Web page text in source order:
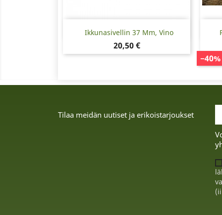
Ikkunasivellin 37 Mm, Vino
Hinta
20,50 €
Pikakatselu
−40%
Tilaa meidän uutiset ja erikoistarjoukset